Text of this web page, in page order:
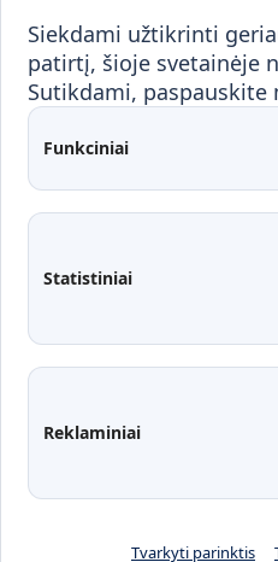
Siekdami užtikrinti
patirtį, šioje svetainėje
Sutikdami, paspauskite
Funkciniai
Statistiniai
Reklaminiai
Tvarkyti parinktis
Visuomenei ir
Mokymai ir konsultavimas
Partnerystės
Kontaktai
Administracija
Fakultetai
Moodle
EDINA
Pasirengimas